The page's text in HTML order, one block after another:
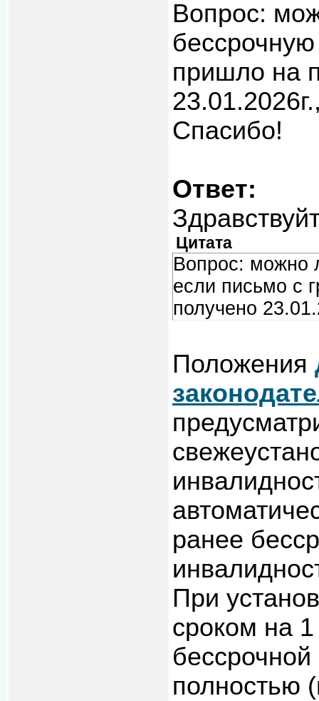
Вопрос:
пришло на
Спасибо!
Ответ:
Цитата
Вопрос: можно
если письмо с
получено
Положения
ранее
При
сроком на
полностью